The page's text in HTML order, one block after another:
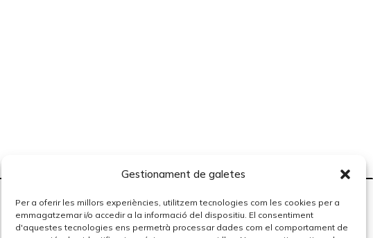
Gestionament de galetes
Per a oferir les millors experiències, utilitzem tecnologies com les cookies per a
emmagatzemar i/o accedir a la informació del dispositiu. El consentiment
d'aquestes tecnologies ens permetrà processar dades com el comportament de